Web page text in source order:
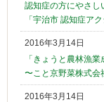
認知症の方にやさし
「宇治市 認知症ア
2016年3月14日
「きょうと農林漁
〜こと京野菜株式会
2016年3月14日